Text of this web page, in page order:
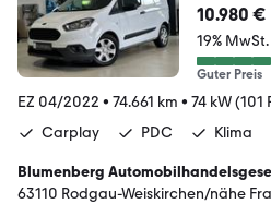
10.980 €
19% MwSt.
Guter Preis
EZ 04/2022 • 74.661 km • 74 kW (101
Carplay
PDC Klima
Blumenberg
63110 Rodgau-Weiskirchen/nähe